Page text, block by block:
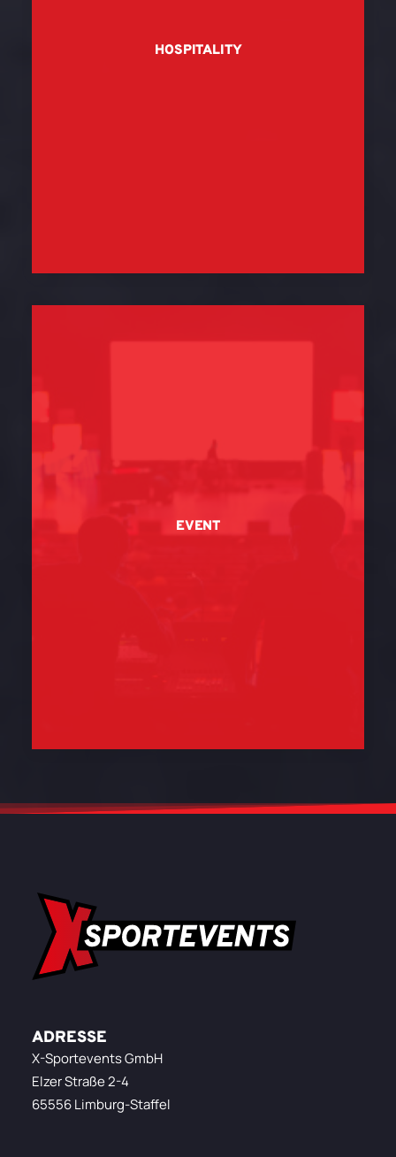
HOSPITALITY
EVENT
ADRESSE
X-Sportevents GmbH
Elzer Straße 2-4
65556 Limburg-Staffel